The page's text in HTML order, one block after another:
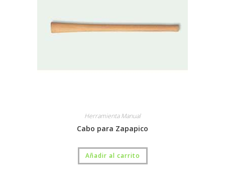
Herramienta Manual
Cabo para Zapapico
Añadir al carrito